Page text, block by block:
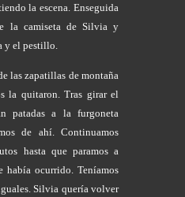
la escena. Enseguida
la camiseta de Silvia y
y el pestillo.
las zapatillas de montaña
la quitaron. Tras girar el
patadas a la furgoneta
de ahí. Continuamos
hasta que paramos a
había ocurrido. Teníamos
Silvia quería volver